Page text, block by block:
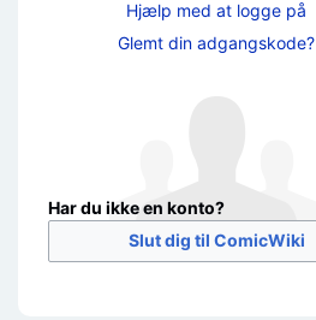
Hjælp med at logge på
Glemt din adgangskode?
Har du ikke en konto?
Slut dig til ComicWiki